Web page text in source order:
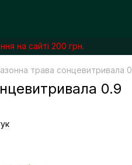
на сайті 200 грн.
трава сонцевитривала
0.9